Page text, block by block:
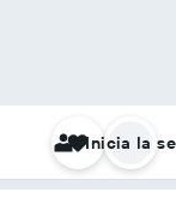
Inicia la